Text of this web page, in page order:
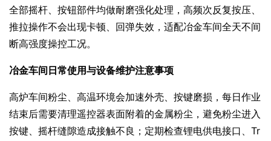
全部摇杆、按钮部件均做耐磨强化处理，高频次反复按压、
推拉操作不会出现卡顿、回弹失效，适配冶金车间全天不间
断高强度操控工况。
冶金车间日常使用与设备维护注意事项
高炉车间粉尘、高温环境会加速外壳、按键磨损，每日作业
结束后需要清理遥控器表面附着的金属粉尘，避免粉尘进入
按键、摇杆缝隙造成接触不良；定期检查锂电供电接口、Tr